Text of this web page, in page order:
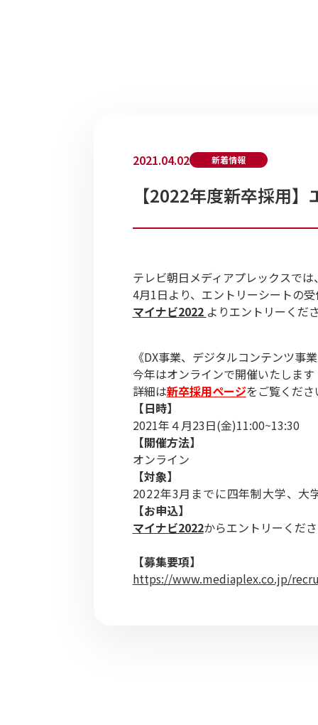
2021.04.02 新着情報
【2022年度新卒採用
テレビ朝日メディアプレックスで
4月1日より、エントリーシートの
マイナビ2022 よりエントリーくだ
《DX事業、デジタルコンテンツ事
今年はオンラインで開催いたします
詳細は新卒採用ページをご覧くださ
【日時】
2021年４月23日(金)11:00~13:30
【開催方法】
オンライン
【対象】
2022年3月までに四年制大学、大
【お申込】
マイナビ2022からエントリーくだ
【募集要項】
https://www.mediaplex.co.jp/